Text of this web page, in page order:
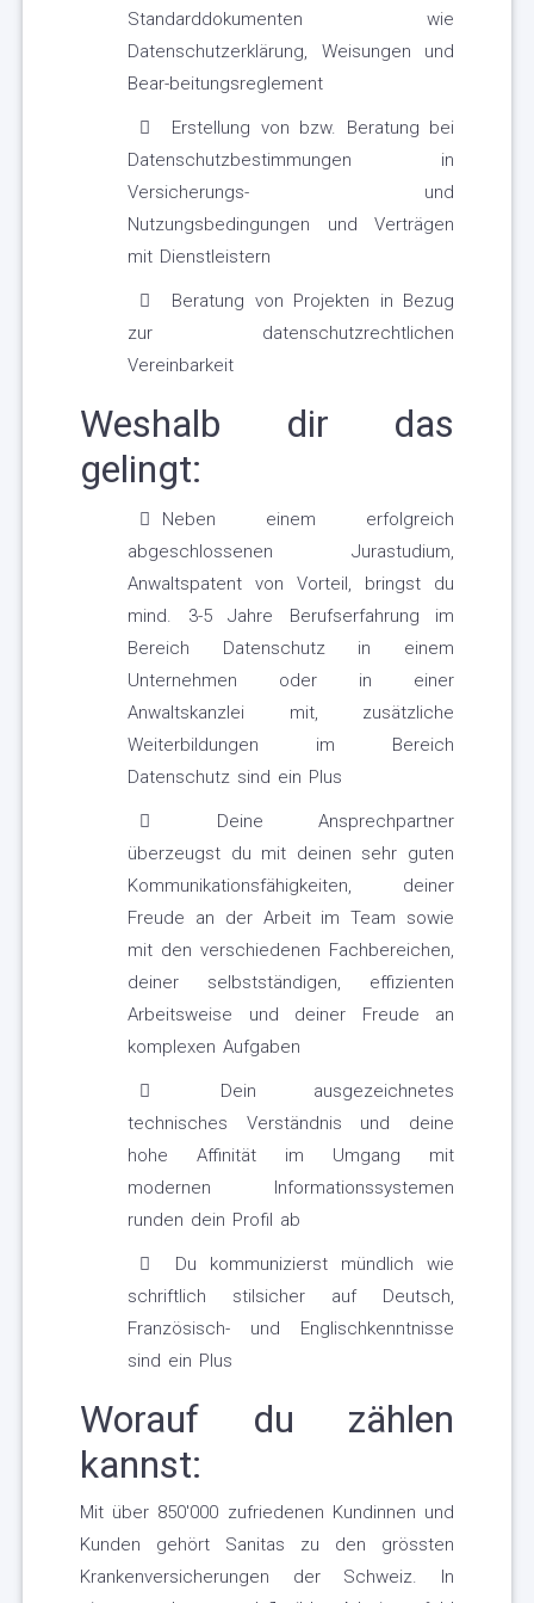
Standarddokumenten wie
Datenschutzerklärung, Weisungen und
Bear-beitungsreglement
Erstellung von bzw. Beratung bei
Datenschutzbestimmungen in
Versicherungs- und
Nutzungsbedingungen und Verträgen
mit Dienstleistern
Beratung von Projekten in Bezug
zur datenschutzrechtlichen
Vereinbarkeit
Weshalb dir das
gelingt:
Neben einem erfolgreich
abgeschlossenen Jurastudium,
Anwaltspatent von Vorteil, bringst du
mind. 3-5 Jahre Berufserfahrung im
Bereich Datenschutz in einem
Unternehmen oder in einer
Anwaltskanzlei mit, zusätzliche
Weiterbildungen im Bereich
Datenschutz sind ein Plus
Deine Ansprechpartner
überzeugst du mit deinen sehr guten
Kommunikationsfähigkeiten, deiner
Freude an der Arbeit im Team sowie
mit den verschiedenen Fachbereichen,
deiner selbstständigen, effizienten
Arbeitsweise und deiner Freude an
komplexen Aufgaben
Dein ausgezeichnetes
technisches Verständnis und deine
hohe Affinität im Umgang mit
modernen Informationssystemen
runden dein Profil ab
Du kommunizierst mündlich wie
schriftlich stilsicher auf Deutsch,
Französisch- und Englischkenntnisse
sind ein Plus
Worauf du zählen
kannst:
Mit über 850'000 zufriedenen Kundinnen und
Kunden gehört Sanitas zu den grössten
Krankenversicherungen der Schweiz. In